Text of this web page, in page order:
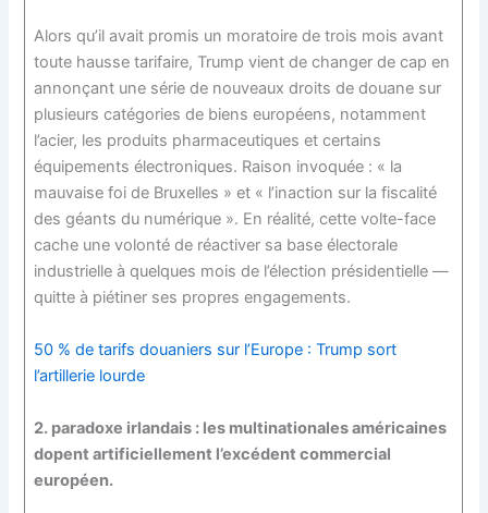
Alors qu’il avait promis un moratoire de trois mois avant
toute hausse tarifaire, Trump vient de changer de cap en
annonçant une série de nouveaux droits de douane sur
plusieurs catégories de biens européens, notamment
l’acier, les produits pharmaceutiques et certains
équipements électroniques. Raison invoquée : « la
mauvaise foi de Bruxelles » et « l’inaction sur la fiscalité
des géants du numérique ». En réalité, cette volte-face
cache une volonté de réactiver sa base électorale
industrielle à quelques mois de l’élection présidentielle —
quitte à piétiner ses propres engagements.
50 % de tarifs douaniers sur l’Europe : Trump sort
l’artillerie lourde
2. paradoxe irlandais : les multinationales américaines
dopent artificiellement l’excédent commercial
européen.